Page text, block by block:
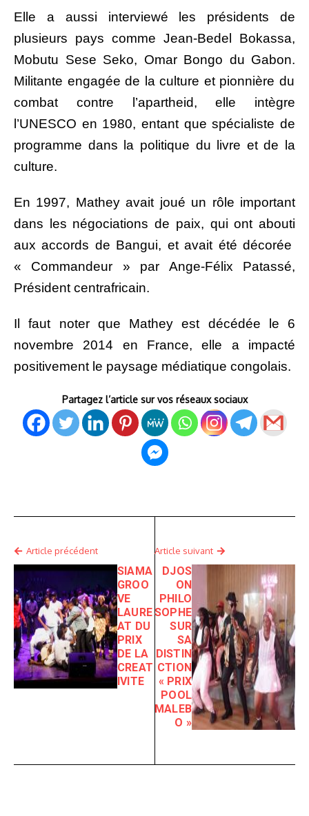
Elle a aussi interviewé les présidents de
plusieurs pays comme Jean-Bedel Bokassa,
Mobutu Sese Seko, Omar Bongo du Gabon.
Militante engagée de la culture et pionnière du
combat contre l’apartheid, elle intègre
l’UNESCO en 1980, entant que spécialiste de
programme dans la politique du livre et de la
culture.
En 1997, Mathey avait joué un rôle important
dans les négociations de paix, qui ont abouti
aux accords de Bangui, et avait été décorée
« Commandeur » par Ange-Félix Patassé,
Président centrafricain.
Il faut noter que Mathey est décédée le 6
novembre 2014 en France, elle a impacté
positivement le paysage médiatique congolais.
Partagez l’article sur vos réseaux sociaux
Article précédent
SIAMA
GROO
VE
LAURE
AT DU
PRIX
DE LA
CREAT
IVITE
Article suivant
DJOS
ON
PHILO
SOPHE
SUR
SA
DISTIN
CTION
« PRIX
POOL
MALEB
O »